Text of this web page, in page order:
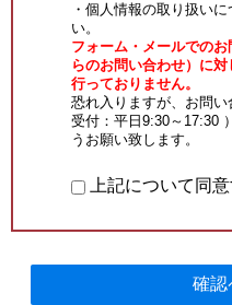
・個人情報の取り扱いに
い。
フォーム・メールでの
らのお問い合わせ）に
行っておりません。
恐れ入りますが、お問
受付：平日9:30～17:30
うお願い致します。
上記について同
確認